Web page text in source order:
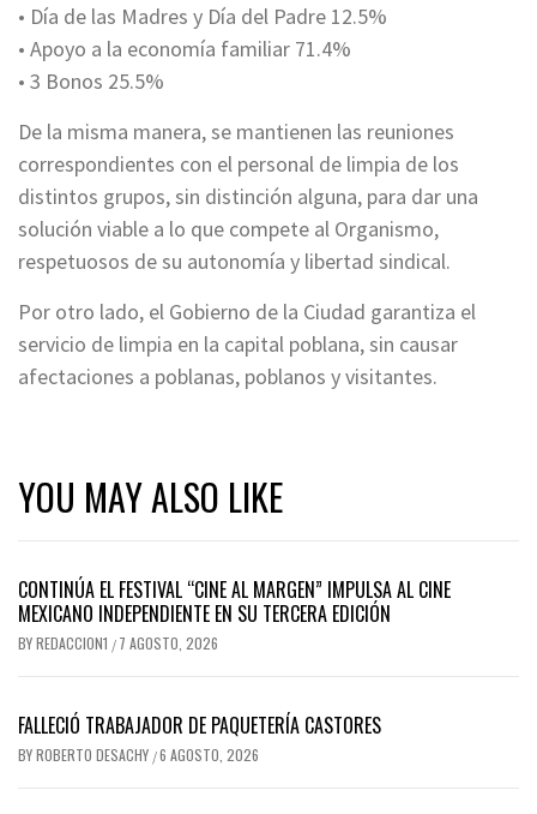
• Día de las Madres y Día del Padre 12.5%
• Apoyo a la economía familiar 71.4%
• 3 Bonos 25.5%
De la misma manera, se mantienen las reuniones
correspondientes con el personal de limpia de los
distintos grupos, sin distinción alguna, para dar una
solución viable a lo que compete al Organismo,
respetuosos de su autonomía y libertad sindical.
Por otro lado, el Gobierno de la Ciudad garantiza el
servicio de limpia en la capital poblana, sin causar
afectaciones a poblanas, poblanos y visitantes.
YOU MAY ALSO LIKE
CONTINÚA EL FESTIVAL “CINE AL MARGEN” IMPULSA AL CINE
MEXICANO INDEPENDIENTE EN SU TERCERA EDICIÓN
BYREDACCION1 / 7 AGOSTO, 2026
FALLECIÓ TRABAJADOR DE PAQUETERÍA CASTORES
BYROBERTO DESACHY /6 AGOSTO, 2026